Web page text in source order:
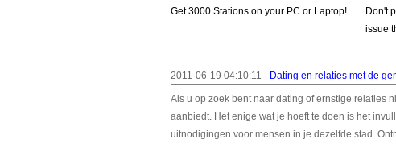
Get 3000 Stations on your PC or Laptop!
Don't
issue
2011-06-19 04:10:11 - Dating en relaties met de
Als u op zoek bent naar dating of ernstige relaties
aanbiedt. Het enige wat je hoeft te doen is het
uitnodigingen voor mensen in je dezelfde stad.